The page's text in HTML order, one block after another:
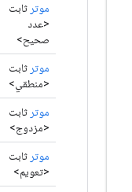
موتر ثابت
<عدد
صحيح>
موتر ثابت
<منطقي>
موتر ثابت
<مزدوج>
موتر ثابت
<تعويم>